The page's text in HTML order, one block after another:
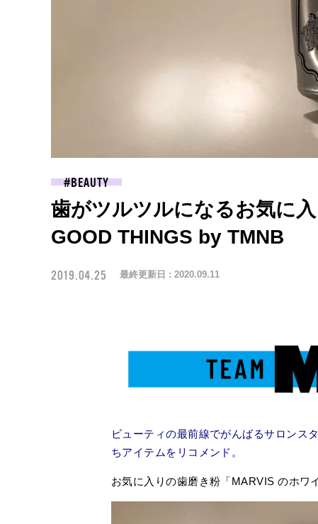
BEAUTY
歯がツルツルになるお気に
GOOD THINGS by TMNB
2019.04.25 最終更新日 : 2020.09.11
ビューティの最前線でがんばるサロンス
ちアイテムをリコメンド。
お気に入りの歯磨き粉「MARVISのホワ